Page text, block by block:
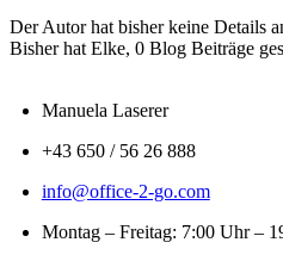
Der Autor hat bisher keine Details
Bisher hat Elke, 0 Blog Beiträge
Manuela Laserer
+43 650 / 56 26 888
info@office-2-go.com
Montag – Freitag: 7:00 Uhr –